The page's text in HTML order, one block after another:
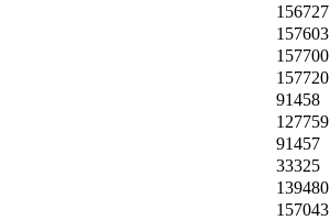
156727
157603
157700
157720
91458
127759
91457
33325
139480
157043